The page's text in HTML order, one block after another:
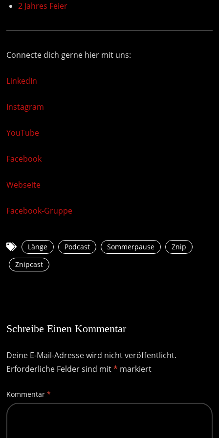
2 Jahres Feier
Connecte dich gerne hier mit uns:
LinkedIn
Instagram
YouTube
Facebook
Webseite
Facebook-Gruppe
Länge Podcast Sommerpause
Znip
Znipcast
Schreibe Einen Kommentar
Deine E-Mail-Adresse wird nicht veröffentlicht.
Erforderliche Felder sind mit* markiert
Kommentar*